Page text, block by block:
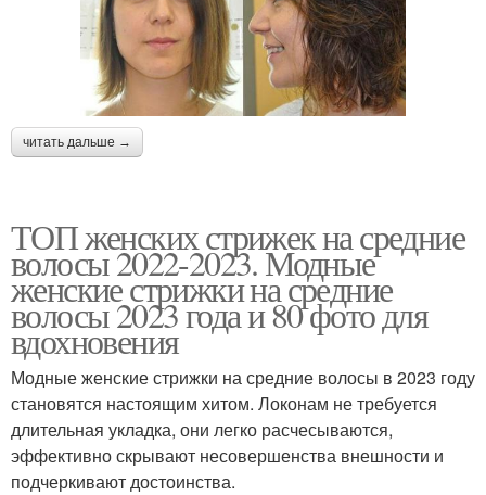
читать дальше →
ТОП женских стрижек на средние
волосы 2022-2023. Модные
женские стрижки на средние
волосы 2023 года и 80 фото для
вдохновения
Модные женские стрижки на средние волосы в 2023 году
становятся настоящим хитом. Локонам не требуется
длительная укладка, они легко расчесываются,
эффективно скрывают несовершенства внешности и
подчеркивают достоинства.